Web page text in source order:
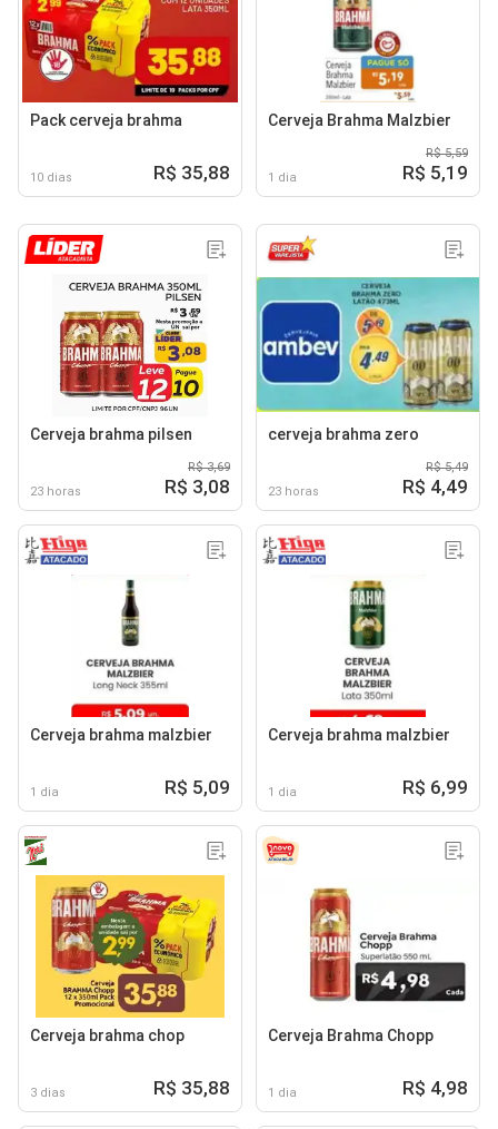
Pack cerveja brahma
10 dias R$ 35,88
Cerveja Brahma Malzbier
1 dia
R$ 5,59
R$ 5,19
Cerveja brahma pilsen
23 horas
R$ 3,69
R$ 3,08
cerveja brahma zero
23 horas
R$ 5,49
R$ 4,49
Cerveja brahma malzbier
1 dia R$ 5,09
Cerveja brahma malzbier
1 dia R$ 6,99
Cerveja brahma chop
3 dias R$ 35,88
Cerveja Brahma Chopp
1 dia R$ 4,98